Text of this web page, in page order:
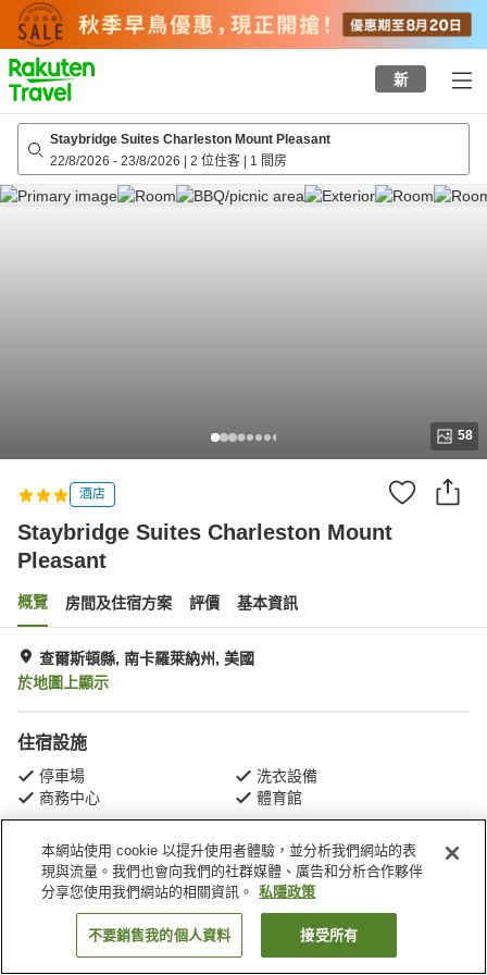
to
top
page
新
Staybridge Suites Charleston Mount Pleasant
22/8/2026 - 23/8/2026 | 2 位住客 | 1 間房
58
酒店
Staybridge Suites Charleston Mount
Pleasant
概覽 房間及住宿方案 評價 基本資訊
查爾斯頓縣, 南卡羅萊納州, 美國
於地圖上顯示
住宿設施
停車場
洗衣設備
商務中心
體育館
主頁 美國 南卡羅萊納州
查爾斯頓縣
Staybridge Suites Charleston Mount Pleasant
找客房
本網站使用 cookie 以提升使用者體驗，並分析我們網站的表
現與流量。我們也會向我們的社群媒體、廣告和分析合作夥伴
分享您使用我們網站的相關資訊。
私隱政策
不要銷售我的個人資料 接受所有